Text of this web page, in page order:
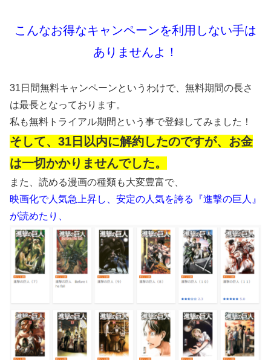
こんなお得なキャンペーンを利用しない手は
ありませんよ！
31日間無料キャンペーンというわけで、無料期間の長さ
は最長となっております。
私も無料トライアル期間という事で登録してみました！
そして、31日以内に解約したのですが、お金
は一切かかりませんでした。
また、読める漫画の種類も大変豊富で、
映画化で人気急上昇し、安定の人気を誇る『進撃の巨人』
が読めたり、